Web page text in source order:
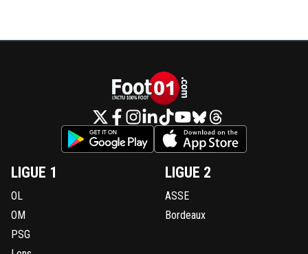
LIGUE 1
OL
OM
PSG
LIGUE 2
ASSE
Bordeaux